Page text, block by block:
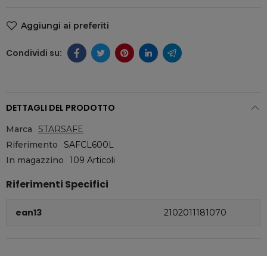
Aggiungi ai preferiti
DETTAGLI DEL PRODOTTO
Marca
STARSAFE
Riferimento
SAFCL600L
In magazzino
109 Articoli
Riferimenti Specifici
ean13 2102011181070